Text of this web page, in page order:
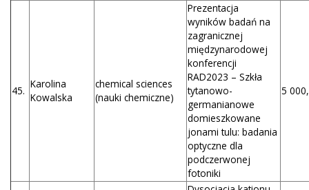
45.
Karolina
Kowalska
chemical sciences
(nauki chemiczne)
Prezentacja
wyników badań na
zagranicznej
międzynarodowej
konferencji
RAD2023 – Szkła
tytanowo-
germanianowe
domieszkowane
jonami tulu: badania
optyczne dla
podczerwonej
fotoniki
5